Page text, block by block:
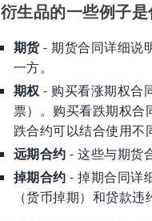
衍生品的一些例子是
期货- 期货合同详细说
一方。
期权 - 购买看涨期权合
票）。购买看跌期权
跌合约可以结合使用不
远期合约 - 这些与期货
掉期合约 - 掉期合同详
（货币掉期）和贷款